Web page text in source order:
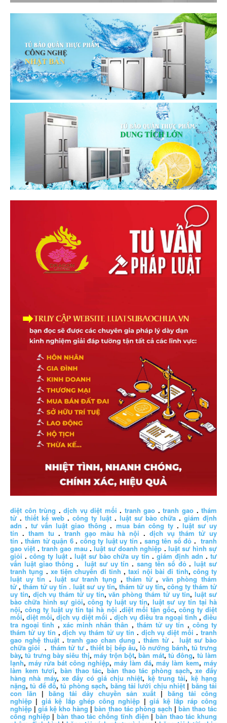
diệt côn trùng .dịch vụ diệt mối . tranh gao .tranh gao .thám
tử. thiết kế web . công ty luật . luật sư bào chữa .giám định
adn .tư vấn luật giao thông. mua bán công ty. luật sư uy
tín . tham tu .tranh gạo màu hà nội .dịch vụ thám tử uy
tín .thám tử quận 6. công ty luật uy tín . sang tên sổ đỏ .tranh
gao việt .tranh gao mau .luật sư doanh nghiệp .luật sư hình sự
giỏi . công ty luật. luật sư bào chữa uy tín .giám định adn .tư
vấn luật giao thông .luật sư uy tín .sang tên sổ đỏ.luật sư
tranh tụng . xe tiện chuyến đi tỉnh ,taxi nội bài đi tỉnh, công ty
luật uy tín .luật sư tranh tụng ,thám tử, văn phòng thám
tử,thám tử uy tín . luật sư uy tín, thám tử uy tín, công ty thám tử
uy tín, dịch vụ thám tử uy tín,văn phòng thám tử uy tín,luật sư
bào chữa hình sự giỏi,công ty luật uy tín, luật sư uy tín tại hà
nội,công ty luật uy tín tại hà nội .diệt mối tận gốc, công ty diệt
mối,diệt mối,dịch vụ diệt mối .dịch vụ điều tra ngoại tình ,điều
tra ngoại tình ,xác minh nhân thân ,thám tử uy tín , công ty
thám tử uy tín ,dịch vụ thám tử uy tín . dịch vụ diệt mối .tranh
gao nghệ thuật.tranh gao chan dung . thám tử.luật sư bào
chữa giỏi .thám tử tư.thiết bị bếp âu,lò nướng bánh, tủ trưng
bày,tủ trưng bày siêu thị,máy trộn bột,bàn mát,tủ đông, tủ làm
lạnh, máy rửa bát công nghiệp, máy làm đá, máy làm kem, máy
làm kem tươi,bàn thao tác,bàn thao tác phòng sạch,xe đẩy
hàng nhà máy, xe đẩy có giá chịu nhiệt, kệ trung tải, kệ hạng
nặng,tủ để đồ,tủ phòng sạch, băng tải lưới chịu nhiệt| băng tải
con lăn | băng tải dây chuyền sản xuất | băng tải công
nghiệp | giá kệ lắp ghép công nghiệp |giá kệ lắp ráp công
nghiệp |giá kệ kho hàng |bàn thao tác phòng sạch | bàn thao tác
công nghiệp|bàn thao tác chống tĩnh điện |bàn thao tác khung